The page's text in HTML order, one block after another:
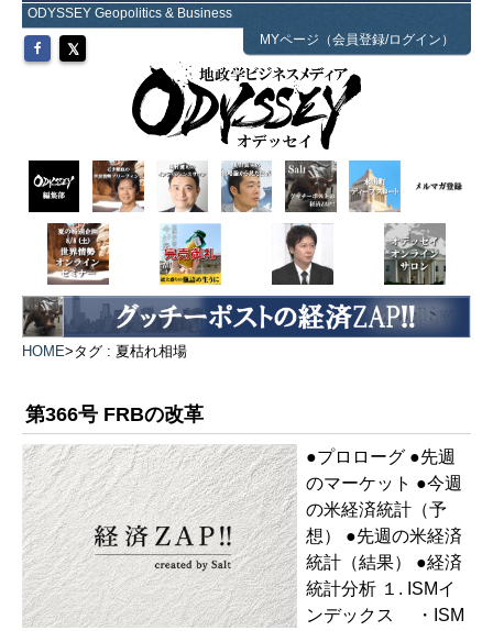
ODYSSEY Geopolitics & Business
MYページ（会員登録/ログイン）
HOME>タグ : 夏枯れ相場
第366号 FRBの改革
●プロローグ ●先週
のマーケット ●今週
の米経済統計（予
想） ●先週の米経済
統計（結果） ●経済
統計分析 １. ISMイ
ンデックス ・ISM